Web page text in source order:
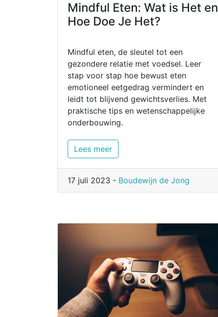
Mindful Eten: Wat is Het en
Hoe Doe Je Het?
Mindful eten, de sleutel tot een
gezondere relatie met voedsel. Leer
stap voor stap hoe bewust eten
emotioneel eetgedrag vermindert en
leidt tot blijvend gewichtsverlies. Met
praktische tips en wetenschappelijke
onderbouwing.
Lees meer
17 juli 2023 - Boudewijn de Jong